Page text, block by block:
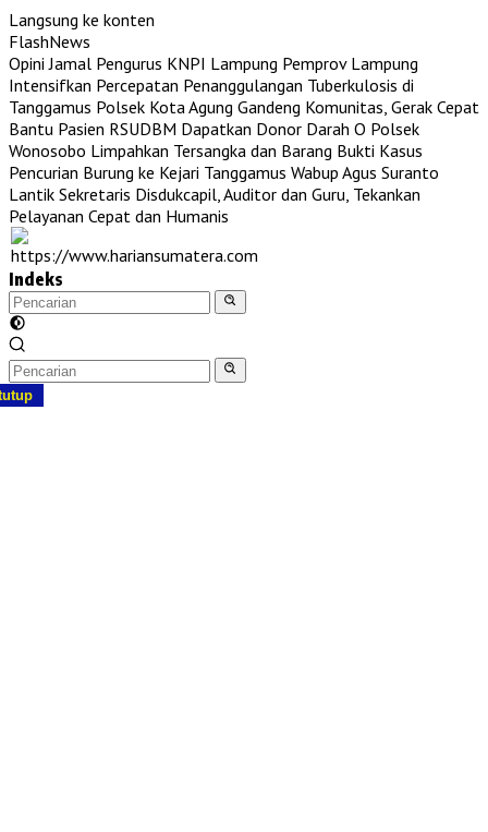
Langsung ke konten
FlashNews
Opini Jamal Pengurus KNPI Lampung Pemprov Lampung
Intensifkan Percepatan Penanggulangan Tuberkulosis di
Tanggamus Polsek Kota Agung Gandeng Komunitas, Gerak Cepat
Bantu Pasien RSUDBM Dapatkan Donor Darah O Polsek
Wonosobo Limpahkan Tersangka dan Barang Bukti Kasus
Pencurian Burung ke Kejari Tanggamus Wabup Agus Suranto
Lantik Sekretaris Disdukcapil, Auditor dan Guru, Tekankan
Pelayanan Cepat dan Humanis
Indeks